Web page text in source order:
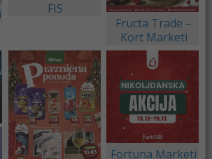
FIS
Fructa Trade –
Kort Marketi
Fortuna Marketi